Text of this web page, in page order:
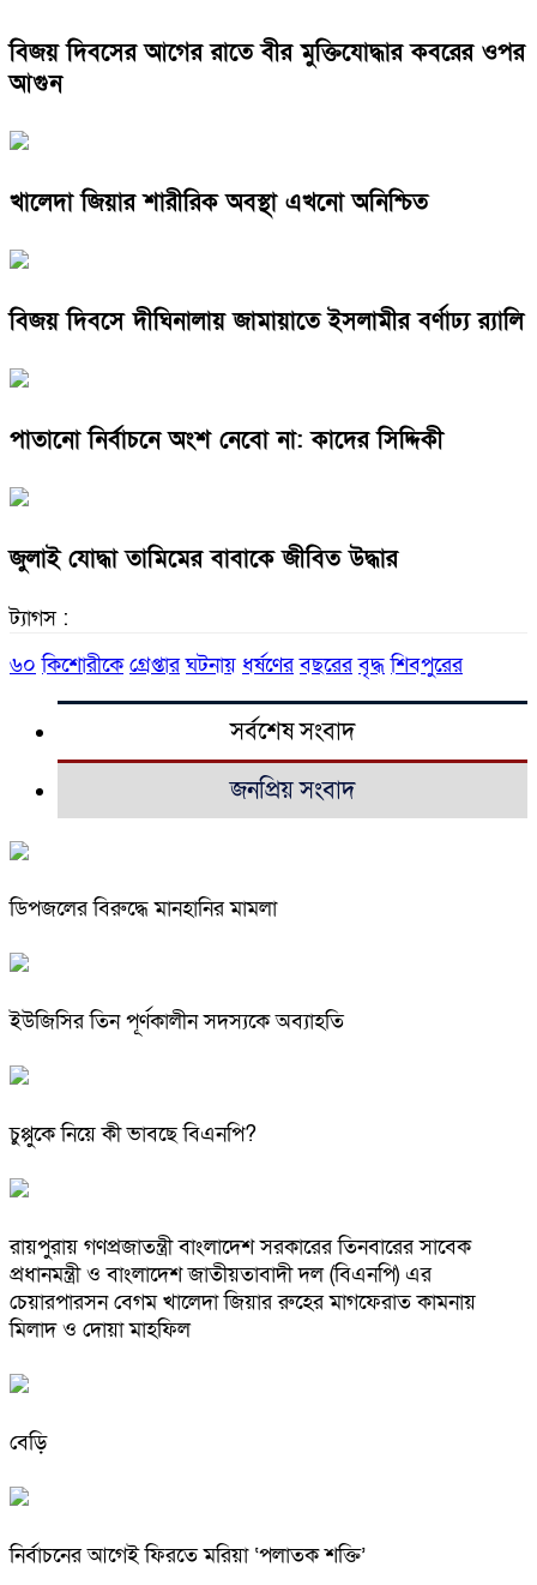
বিজয় দিবসের আগের রাতে বীর মুক্তিযোদ্ধার কবরের ওপর
আগুন
খালেদা জিয়ার শারীরিক অবস্থা এখনো অনিশ্চিত
বিজয় দিবসে দীঘিনালায় জামায়াতে ইসলামীর বর্ণাঢ্য র‍্যালি
পাতানো নির্বাচনে অংশ নেবো না: কাদের সিদ্দিকী
জুলাই যোদ্ধা তামিমের বাবাকে জীবিত উদ্ধার
ট্যাগস :
৬০ কিশোরীকে গ্রেপ্তার ঘটনায় ধর্ষণের বছরের বৃদ্ধ শিবপুরের
সর্বশেষ সংবাদ
জনপ্রিয় সংবাদ
ডিপজলের বিরুদ্ধে মানহানির মামলা
ইউজিসির তিন পূর্ণকালীন সদস্যকে অব্যাহতি
চুপ্পুকে নিয়ে কী ভাবছে বিএনপি?
রায়পুরায় গণপ্রজাতন্ত্রী বাংলাদেশ সরকারের তিনবারের সাবেক
প্রধানমন্ত্রী ও বাংলাদেশ জাতীয়তাবাদী দল (বিএনপি) এর
চেয়ারপারসন বেগম খালেদা জিয়ার রুহের মাগফেরাত কামনায়
মিলাদ ও দোয়া মাহফিল
বেড়ি
নির্বাচনের আগেই ফিরতে মরিয়া ‘পলাতক শক্তি’